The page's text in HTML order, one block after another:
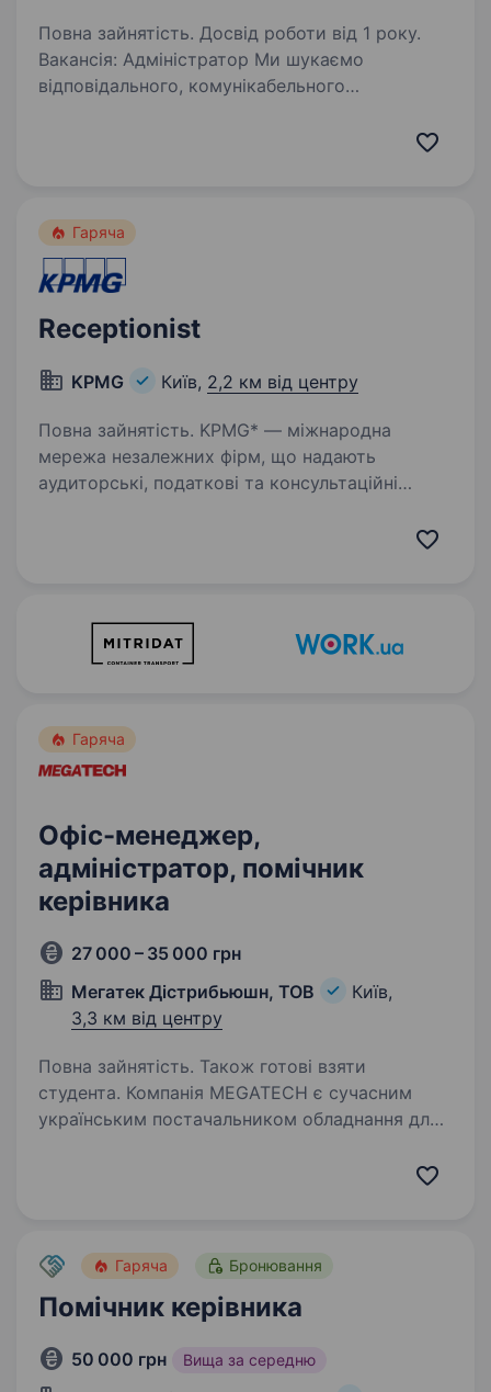
Повна зайнятість. Досвід роботи від 1 року.
Вакансія: Адміністратор Ми шукаємо
відповідального, комунікабельного
Гаряча
Receptionist
KPMG Київ, 2,2 км від центру
Повна зайнятість. KPMG* — міжнародна
мережа незалежних фірм, що надають
аудиторські, податкові та консультаційні
Гаряча
Офіс-менеджер,
адміністратор, помічник
керівника
27 000 – 35 000 грн
Мегатек Дістрибьюшн, ТОВ
Київ,
3,3 км від центру
Повна зайнятість. Також готові взяти
студента. Компанія MEGATECH є сучасним
українським постачальником обладнання для
Наші основні напрями діяльності — мережеве
Гаряча Бронювання
Помічник керівника
50 000 грн Вища за середню